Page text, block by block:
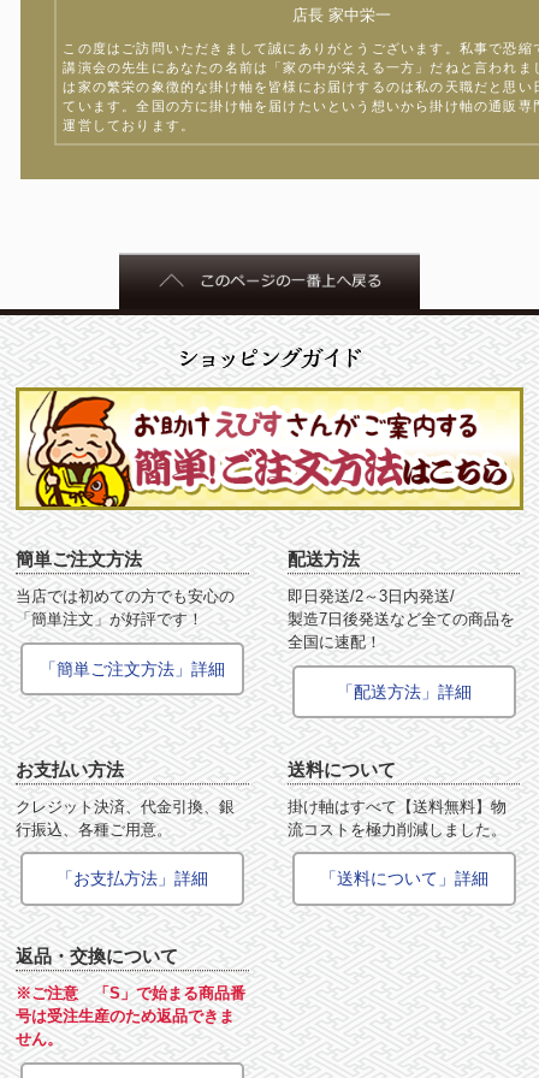
店長 家中栄一
この度はご訪問いただきまして誠にありがとうございます。私事で恐縮
講演会の先生にあなたの名前は「家の中が栄える一方」だねと言われま
は家の繁栄の象徴的な掛け軸を皆様にお届けするのは私の天職だと思い
ています。全国の方に掛け軸を届けたいという想いから掛け軸の通販専
運営しております。
簡単ご注文方法
当店では初めての方でも安心の
「簡単注文」が好評です！
「簡単ご注文方法」詳細
配送方法
即日発送/2～3日内発送/
製造7日後発送など全ての商品を
全国に速配！
「配送方法」詳細
お支払い方法
クレジット決済、代金引換、銀
行振込、各種ご用意。
「お支払方法」詳細
送料について
掛け軸はすべて【送料無料】物
流コストを極力削減しました。
「送料について」詳細
返品・交換について
※ご注意 「S」で始まる商品番
号は受注生産のため返品できま
せん。